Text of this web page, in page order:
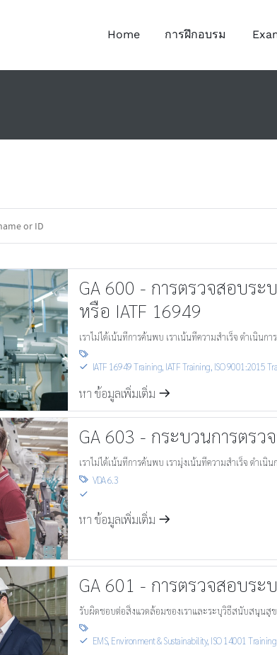
Home การฝึกอบรม
GA 600 - การตรวจสอบระ
หรือ IATF 16949
เราไม่ได้เน้นที่การค้นพบ เราเน้นที่ความสำเร็จ ดำเนินก

S
IATF 16949 Training, IATF Training, ISO 9001:2015
หา ข้อมูลเพิ่มเติ่ม m
GA 603 - กระบวนการตรว
เราไม่ได้เน้นที่การค้นพบ เรามุ่งเน้นที่ความสำเร็จ ดำเนิ
 VDA 6.3
S
หา ข้อมูลเพิ่มเติ่ม m
GA 601 - การตรวจสอบร
รับผิดชอบต่อสิ่งแวดล้อมของเราและระบุวิธีสนับสนุนสุข

S
EMS, Environment & Sustainability, ISO 14001 Training